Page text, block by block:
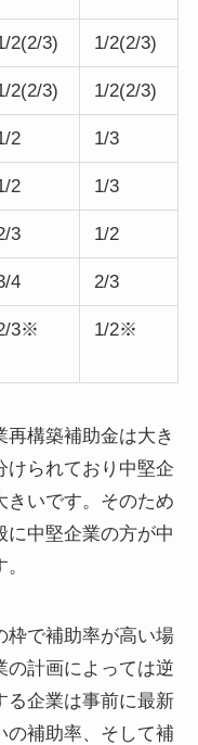
2(2/3) 1/2(2/3)
2(2/3) 1/2(2/3)
2 1/3
2 1/3
3 1/2
4 2/3
3※ 1/2※
再構築補助金は大き
けられており中堅企
きいです。そのため
に中堅企業の方が中
枠で補助率が高い場
の計画によっては逆
る企業は事前に最新
の補助率、そして補